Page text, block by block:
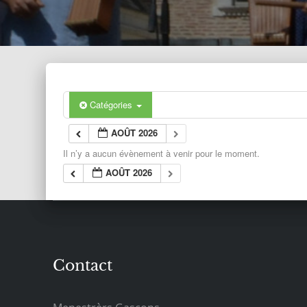
Catégories
AOÛT 2026
Il n’y a aucun évènement à venir pour le moment.
AOÛT 2026
Contact